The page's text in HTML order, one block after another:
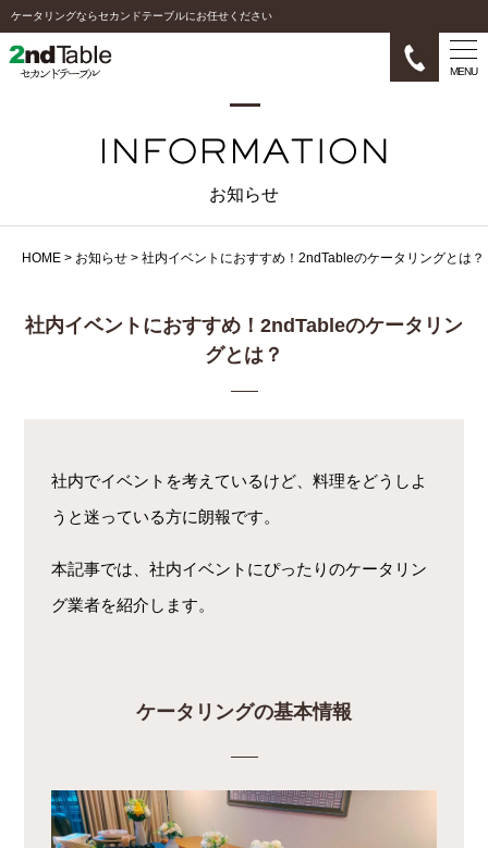
ケータリングならセカンドテーブルにお任せください
MENU
お知らせ
HOME > お知らせ > 社内イベントにおすすめ！2ndTableのケータリングとは？
社内イベントにおすすめ！2ndTableのケータリン
グとは？
社内でイベントを考えているけど、料理をどうしよ
うと迷っている方に朗報です。
本記事では、社内イベントにぴったりのケータリン
グ業者を紹介します。
ケータリングの基本情報